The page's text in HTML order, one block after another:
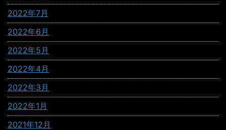
2022年7月
2022年6月
2022年5月
2022年4月
2022年3月
2022年1月
2021年12月